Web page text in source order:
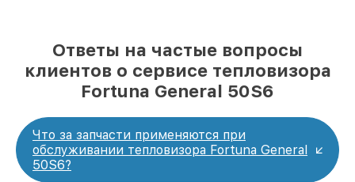
Ответы на частые вопросы
клиентов о сервисе тепловизора
Fortuna General 50S6
Что за запчасти применяются при
обслуживании тепловизора Fortuna General
50S6?